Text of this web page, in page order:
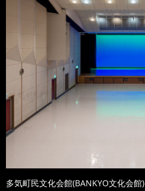
多気町民文化会館(BANKYO文化会館)